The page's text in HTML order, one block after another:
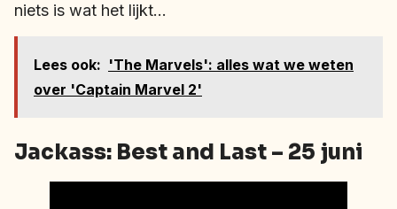
niets is wat het lijkt…
Lees ook: 'The Marvels': alles wat we weten
over 'Captain Marvel 2'
Jackass: Best and Last – 25 juni